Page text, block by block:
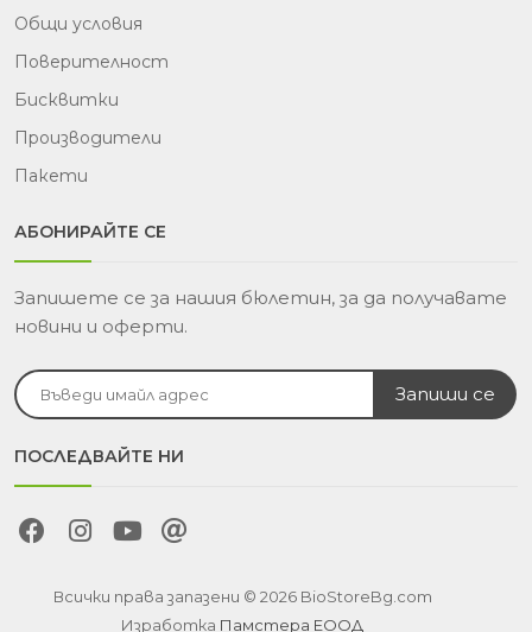
Общи условия
Поверителност
Бисквитки
Производители
Пакети
АБОНИРАЙТЕ СЕ
Запишете се за нашия бюлетин, за да получавате
новини и оферти.
ПОСЛЕДВАЙТЕ НИ
Всички права запазени © 2026 BioStoreBg.com
Изработка Памстера ЕООД